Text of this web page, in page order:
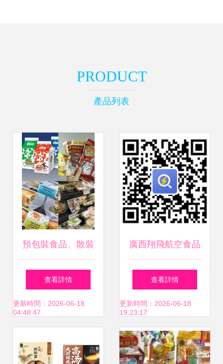
PRODUCT
產品列表
預包裝食品、散裝
食品與“三無”產品
定義解析
查看詳情
更新時間：2026-06-18
04:48:47
廣西翔飛航空食品
2024年預包裝食品
采購項目詢價公告
解析
查看詳情
更新時間：2026-06-18
19:23:17